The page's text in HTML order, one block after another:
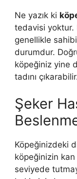
Ne yazık ki
tedavisi yoktur.
genellikle
durumdur.
köpeğiniz yine
tadını
Şeker
Köpeğinizdeki
köpeğinizin
seviyede